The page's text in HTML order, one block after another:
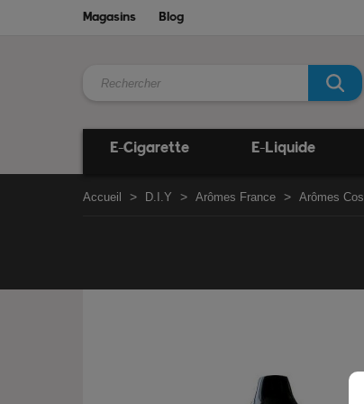
Magasins Blog
E-Cigarette E-Liquide
Accueil D.I.Y Arômes France Arômes